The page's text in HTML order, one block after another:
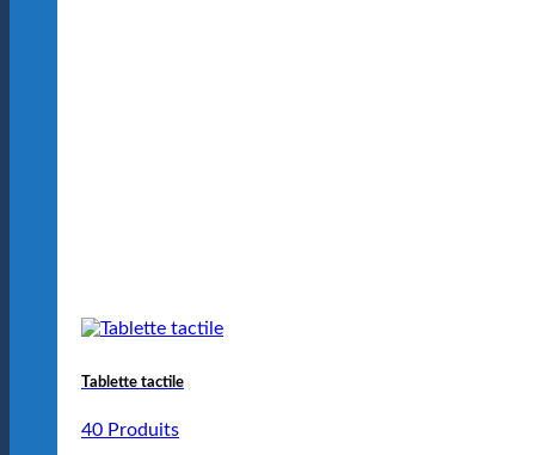
Tablette tactile
40 Produits